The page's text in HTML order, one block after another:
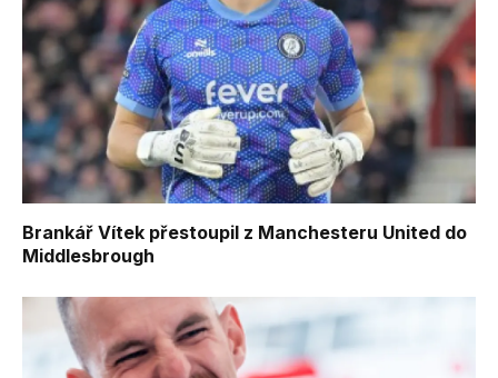
Brankář Vítek přestoupil z Manchesteru United do
Middlesbrough